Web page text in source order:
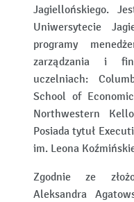
Jagiellońskiego.
Uniwersytecie
programy
zarządzania i
uczelniach:
School of
Northwestern
Posiada tytuł
im. Leona
Zgodnie ze
Aleksandra